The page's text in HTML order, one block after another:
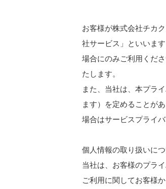
お客様が株式会社チカ
社サービス」といいま
場合にのみご利用くだ
たします。
また、当社は、本プラ
ます）を定めることが
場合はサービスプライ
個人情報の取り扱いに
当社は、お客様のプラ
ご利用に関してお客様